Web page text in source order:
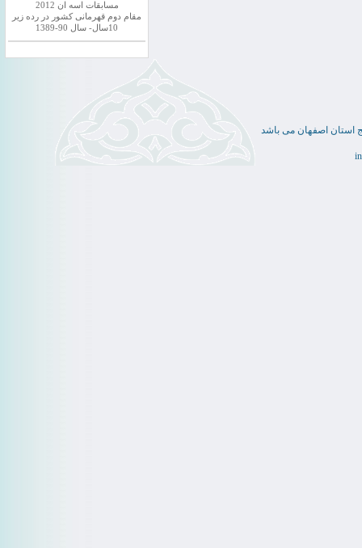
مسابقات اسه ان 2012
مقام دوم قهرمانی کشور در رده زیر
10سال- سال 90-1389
استان اصفهان می باشد